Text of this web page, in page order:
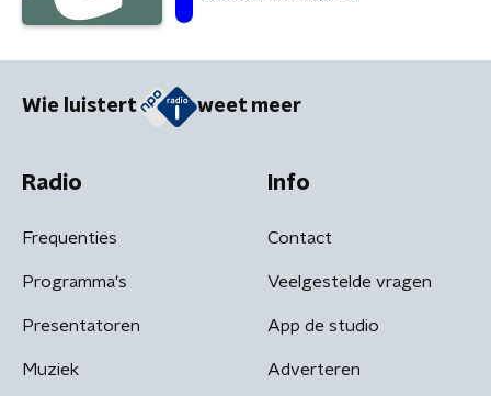
Wie luistert weet meer
Radio
Frequenties
Programma's
Presentatoren
Muziek
Info
Contact
Veelgestelde vragen
App de studio
Adverteren